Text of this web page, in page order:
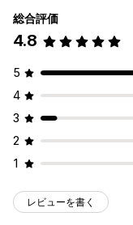
総合評価
4.8
5
4
3
2
1
レビューを書く